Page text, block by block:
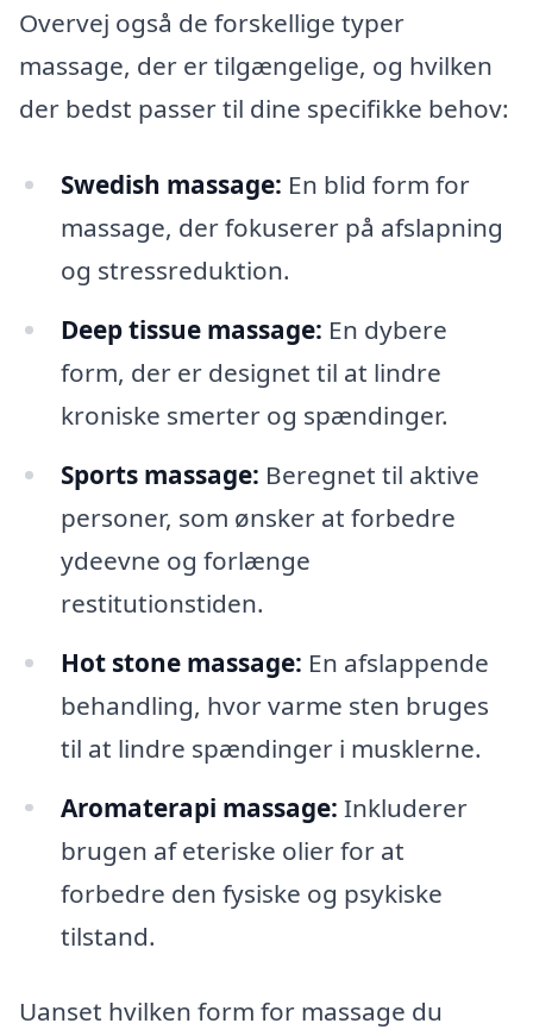
Overvej også de forskellige typer
massage, der er tilgængelige, og hvilken
der bedst passer til dine specifikke behov:
Swedish massage: En blid form for
massage, der fokuserer på afslapning
og stressreduktion.
Deep tissue massage: En dybere
form, der er designet til at lindre
kroniske smerter og spændinger.
Sports massage: Beregnet til aktive
personer, som ønsker at forbedre
ydeevne og forlænge
restitutionstiden.
Hot stone massage: En afslappende
behandling, hvor varme sten bruges
til at lindre spændinger i musklerne.
Aromaterapi massage: Inkluderer
brugen af eteriske olier for at
forbedre den fysiske og psykiske
tilstand.
Uanset hvilken form for massage du